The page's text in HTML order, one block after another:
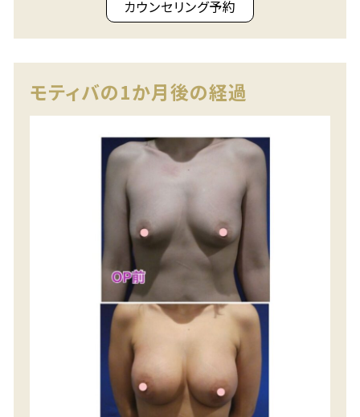
カウンセリング予約
モティバの1か月後の経過